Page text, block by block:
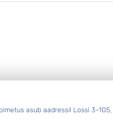
sensorite abil rohkem kui
asub aadressil Lossi